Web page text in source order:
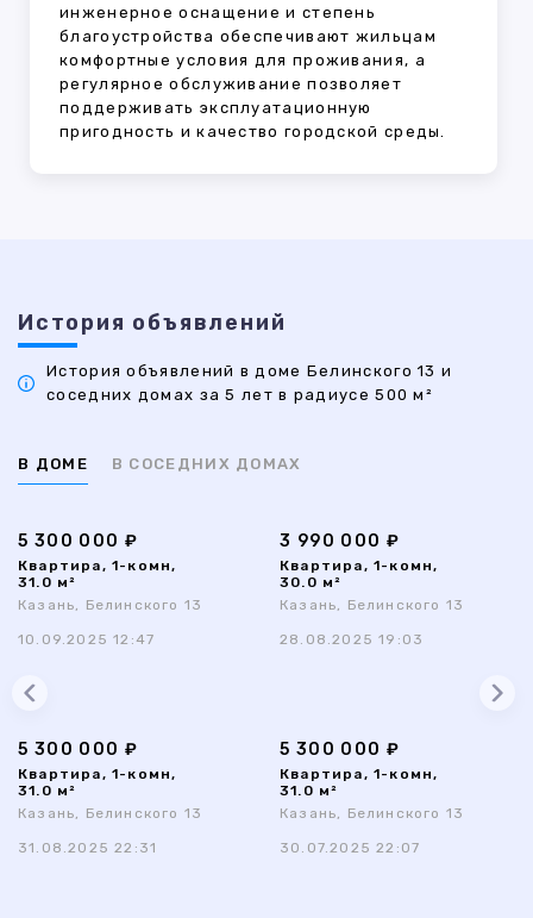
инженерное оснащение и степень
благоустройства обеспечивают жильцам
комфортные условия для проживания, а
регулярное обслуживание позволяет
поддерживать эксплуатационную
пригодность и качество городской среды.
История объявлений
История объявлений в доме Белинского 13 и
соседних домах за 5 лет в радиусе 500 м²
В ДОМЕ В СОСЕДНИХ ДОМАХ
5 300 000 ₽
Квартира, 1-комн,
31.0 м²
Казань, Белинского 13
10.09.2025 12:47
3 990 000 ₽
Квартира, 1-комн,
30.0 м²
Казань, Белинского 13
28.08.2025 19:03
5 300 000 ₽
Квартира, 1-комн,
31.0 м²
Казань, Белинского 13
31.08.2025 22:31
5 300 000 ₽
Квартира, 1-комн,
31.0 м²
Казань, Белинского 13
30.07.2025 22:07